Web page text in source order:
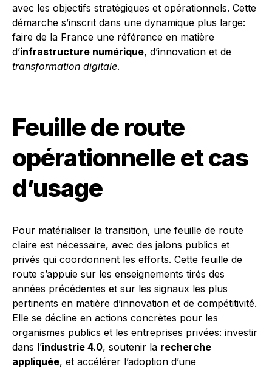
avec les objectifs stratégiques et opérationnels. Cette
démarche s’inscrit dans une dynamique plus large:
faire de la France une référence en matière
d’infrastructure numérique, d’innovation et de
transformation digitale.
Feuille de route
opérationnelle et cas
d’usage
Pour matérialiser la transition, une feuille de route
claire est nécessaire, avec des jalons publics et
privés qui coordonnent les efforts. Cette feuille de
route s’appuie sur les enseignements tirés des
années précédentes et sur les signaux les plus
pertinents en matière d’innovation et de compétitivité.
Elle se décline en actions concrètes pour les
organismes publics et les entreprises privées: investir
dans l’industrie 4.0, soutenir la recherche
appliquée, et accélérer l’adoption d’une